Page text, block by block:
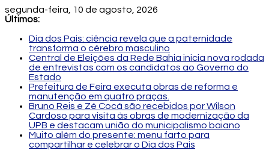
segunda-feira, 10 de agosto, 2026
Últimos:
Dia dos Pais: ciência revela que a paternidade
transforma o cérebro masculino
Central de Eleições da Rede Bahia inicia nova rodada
de entrevistas com os candidatos ao Governo do
Estado
Prefeitura de Feira executa obras de reforma e
manutenção em quatro praças.
Bruno Reis e Zé Cocá são recebidos por Wilson
Cardoso para visita às obras de modernização da
UPB e destacam união do municipalismo baiano
Muito além do presente: menu farto para
compartilhar e celebrar o Dia dos Pais